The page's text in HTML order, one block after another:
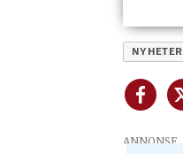
NYHETER
ANNONSE